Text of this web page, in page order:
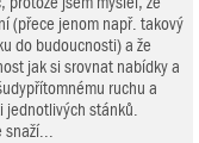
(přece jenom např. takový
do budoucnosti) a že
jak si srovnat nabídky a
ruchu a
stánků.